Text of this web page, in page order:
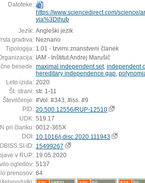
Datoteke:
https://www.sciencedirect.com/science/
via%3Dihub
Jezik: Angleški jezik
gradiva: Neznano
Tipologija: 1.01 - Izvirni znanstveni članek
IAM - Inštitut Andrej Marušič
besede: maximal independent set, independent
hereditary independence gap
Leto izida: 2020
Št. strani: str. 1-11
Številčenje: #Vol. #343, #iss. #9
PID: 20.500.12556/RUP-12510
UDK: 519.17
pri članku: 0012-365X
DOI: 10.1016/j.disc.2020.111943
ID: 15499267
v RUP: 19.05.2020
ogledov: 5137
prenosov: 64